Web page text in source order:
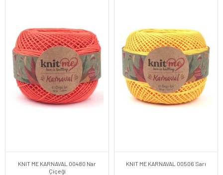
KNIT ME KARNAVAL 00480 Nar
Çiçeği
KNIT ME KARNAVAL 00506 Sarı